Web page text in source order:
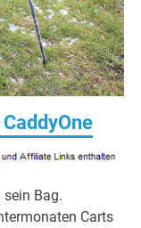
Bag.
Carts